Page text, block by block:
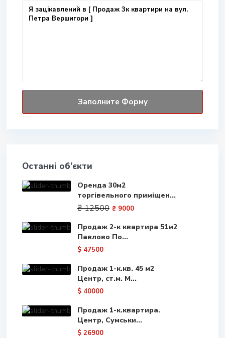
Останні об’єкти
Оренда 30м2
торгівельного приміщен...
₴ 12500 ₴ 9000
Продаж 2-к квартира 51м2
Павлово По...
$ 47500
Продаж 1-к.кв. 45 м2
Центр, ст.м. М...
$ 40000
Продаж 1-к.квартира.
Центр, Сумськи...
$ 26900